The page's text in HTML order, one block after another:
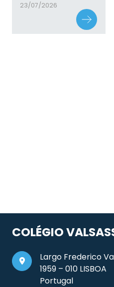
23/07/2026
COLÉGIO
Largo Frederico
1959 – 010 LISBOA
Portugal